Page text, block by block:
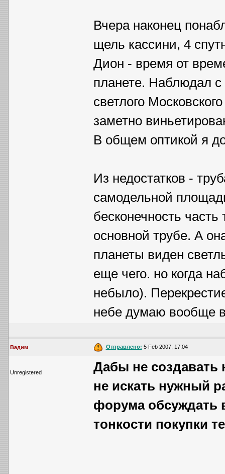
Вчера наконец
щель кассини, 4
Дион - время от
планете. Наблюдал
светлого
заметно
В общем оптикой я
Из недостатков -
самодельной
бесконечность
основной трубе. А
планеты виден
еще чего. но когда
небыло).
небе думаю вообще
Вадим Отправлено: 5 Feb 2007, 17:04
Unregistered
Дабы не создавать
не искать нужный
форума обсуждать
тонкости покупки